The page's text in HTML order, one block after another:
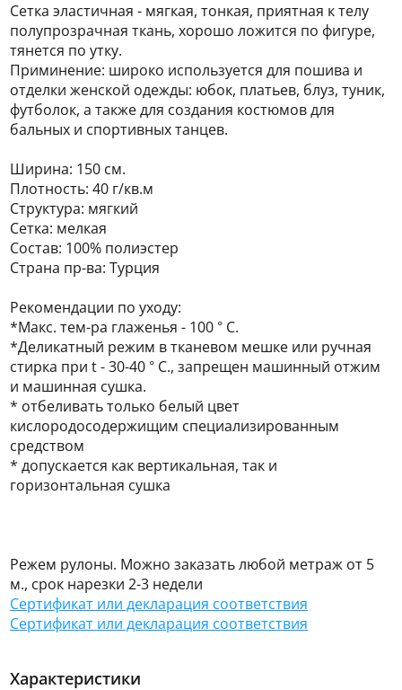
Сетка эластичная - мягкая, тонкая, приятная к телу
полупрозрачная ткань, хорошо ложится по фигуре,
тянется по утку.
Приминение: широко используется для пошива и
отделки женской одежды: юбок, платьев, блуз, туник,
футболок, а также для создания костюмов для
бальных и спортивных танцев.
Ширина: 150 см.
Плотность: 40 г/кв.м
Структура: мягкий
Сетка: мелкая
Состав: 100% полиэстер
Страна пр-ва: Турция
Рекомендации по уходу:
*Макс. тем-ра глаженья - 100 ° C.
*Деликатный режим в тканевом мешке или ручная
стирка при t - 30-40 ° C., запрещен машинный отжим
и машинная сушка.
* отбеливать только белый цвет
кислородосодержищим специализированным
средством
* допускается как вертикальная, так и
горизонтальная сушка
Режем рулоны. Можно заказать любой метраж от 5
м., срок нарезки 2-3 недели
Сертификат или декларация соответствия
Сертификат или декларация соответствия
Характеристики